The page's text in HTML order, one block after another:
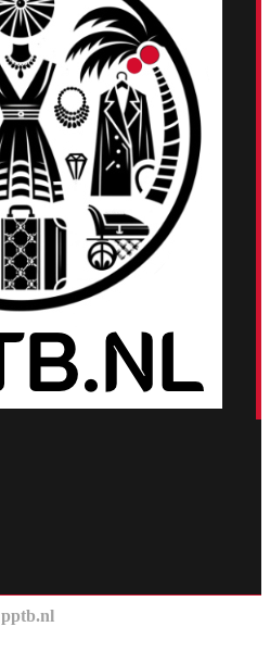
pptb.nl